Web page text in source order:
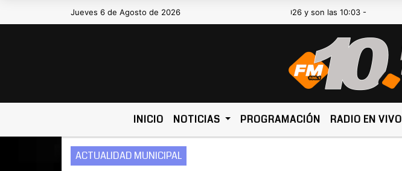
Jueves 6 de Agosto de 2026Hoy es Jueves 6 de Agosto de 2026 y son las 10:03 -
INICIO NOTICIAS PROGRAMACIÓN RADIO EN VIVO
ACTUALIDAD MUNICIPAL